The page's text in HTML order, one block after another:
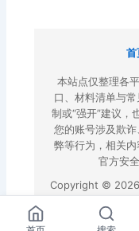
首
本站点仅整理各
口、材料清单与
制或“强开”建议，
您的账号涉及欺
弊等行为，相关
官方安
Copyright © 2026